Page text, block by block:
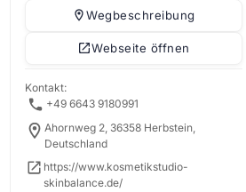
Wegbeschreibung
Webseite öffnen
Kontakt:
+49 6643 9180991
Ahornweg 2, 36358 Herbstein,
Deutschland
https://www.kosmetikstudio-
skinbalance.de/